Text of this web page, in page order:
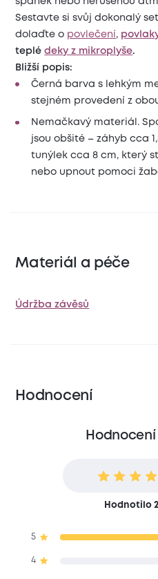
Sestavte si svůj dokonalý
dolaďte o povlečení,
teplédeky z mikroplyše.
Bližší popis:
Černá barva s lehkým
stejném provedení z
Nemačkavý materiál.
jsou obšité – záhyb cca
tunýlek cca 8 cm, který
nebo upnout pomoci
Materiál a péče
Údržba závěsů
Hodnocení
Hodnotilo 2
5
4